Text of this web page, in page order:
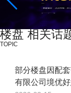
楼盘 相关话
TOPIC
部分楼盘因配
有限公司境优